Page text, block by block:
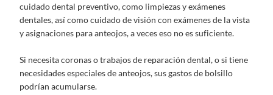
cuidado dental preventivo, como limpiezas y exámenes
dentales, así como cuidado de visión con exámenes de la vista
y asignaciones para anteojos, a veces eso no es suficiente.
Si necesita coronas o trabajos de reparación dental, o si tiene
necesidades especiales de anteojos, sus gastos de bolsillo
podrían acumularse.